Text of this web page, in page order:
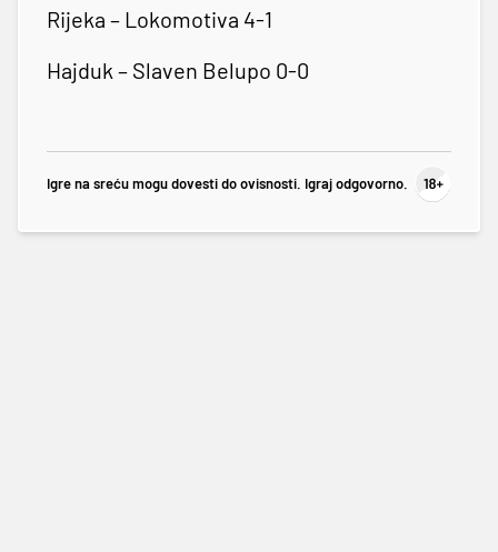
Rijeka – Lokomotiva 4-1
Hajduk – Slaven Belupo 0-0
Igre na sreću mogu dovesti do ovisnosti. Igraj odgovorno.